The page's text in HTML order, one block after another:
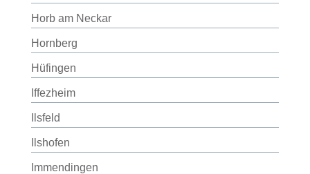
Horb am Neckar
Hornberg
Hüfingen
Iffezheim
Ilsfeld
Ilshofen
Immendingen